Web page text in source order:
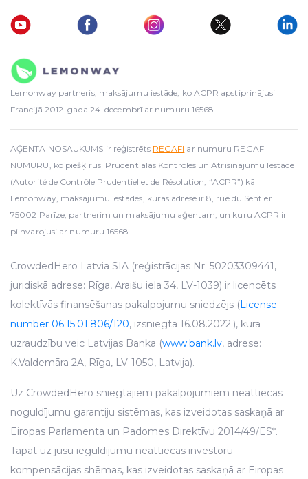
Lemonway partneris, maksājumu iestāde, ko ACPR apstiprinājusi
Francijā 2012. gada 24. decembrī ar numuru 16568
AĢENTA NOSAUKUMS ir reģistrēts REGAFI ar numuru REGAFI
NUMURU, ko piešķīrusi Prudentiālās Kontroles un Atrisinājumu Iestāde
(Autorité de Contrôle Prudentiel et de Résolution, “ACPR”) kā
Lemonway, maksājumu iestādes, kuras adrese ir 8, rue du Sentier
75002 Parīze, partnerim un maksājumu aģentam, un kuru ACPR ir
pilnvarojusi ar numuru 16568.
CrowdedHero Latvia SIA (reģistrācijas Nr. 50203309441,
juridiskā adrese: Rīga, Āraišu iela 34, LV-1039) ir licencēts
kolektīvās finansēšanas pakalpojumu sniedzējs (License
number 06.15.01.806/120, izsniegta 16.08.2022.), kura
uzraudzību veic Latvijas Banka (www.bank.lv, adrese:
K.Valdemāra 2A, Rīga, LV-1050, Latvija).
Uz CrowdedHero sniegtajiem pakalpojumiem neattiecas
noguldījumu garantiju sistēmas, kas izveidotas saskaņā ar
Eiropas Parlamenta un Padomes Direktīvu 2014/49/ES*.
Tāpat uz jūsu ieguldījumu neattiecas investoru
kompensācijas shēmas, kas izveidotas saskaņā ar Eiropas